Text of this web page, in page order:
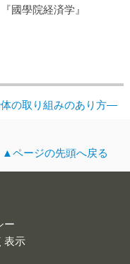
『國學院経済学』
の取り組みのあり方―
▲ページの先頭へ戻る
ー
表示